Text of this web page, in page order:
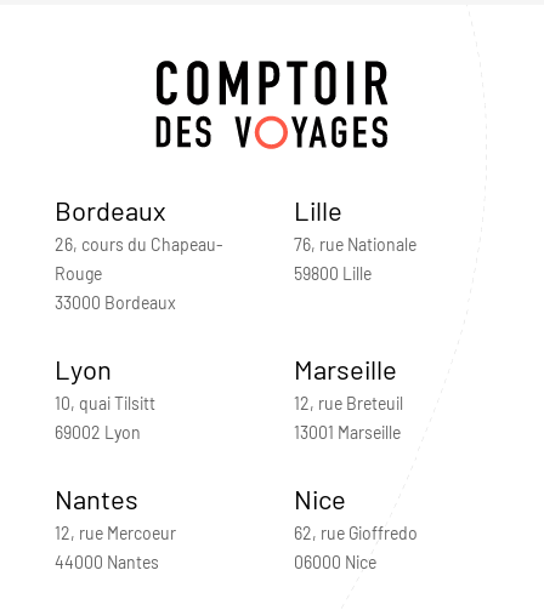
Bordeaux
26, cours du Chapeau-
Rouge
33000 Bordeaux
Lille
76, rue Nationale
59800 Lille
Lyon
10, quai Tilsitt
69002 Lyon
Marseille
12, rue Breteuil
13001 Marseille
Nantes
12, rue Mercoeur
44000 Nantes
Nice
62, rue Gioffredo
06000 Nice